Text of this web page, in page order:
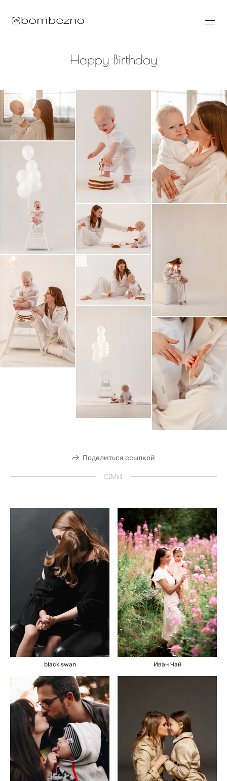
Happy Birthday
Поделиться ссылкой
СЕМЬЯ
black swan Иван Чай